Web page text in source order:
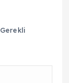
Gerekli